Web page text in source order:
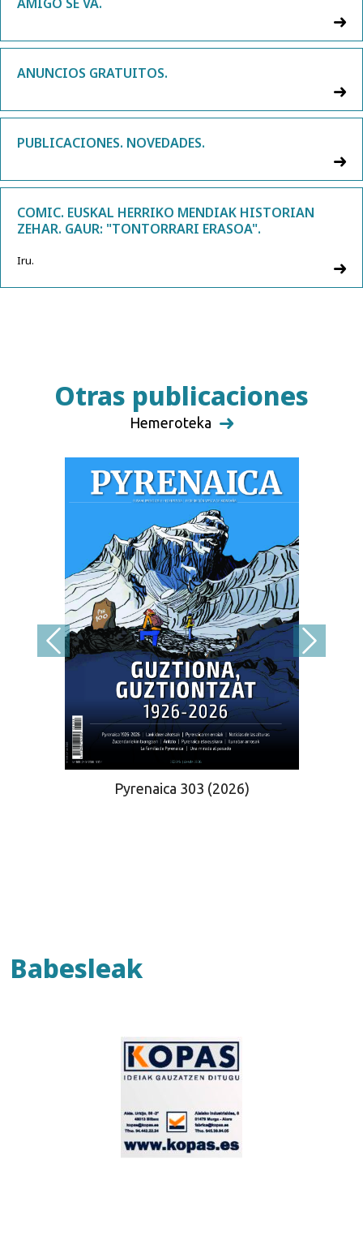
ANUNCIOS GRATUITOS.
PUBLICACIONES. NOVEDADES.
COMIC. EUSKAL HERRIKO MENDIAK HISTORIAN
ZEHAR. GAUR: "TONTORRARI ERASOA".
Iru.
Otras publicaciones
Hemeroteka
Pyrenaica 303 (2026)
Babesleak